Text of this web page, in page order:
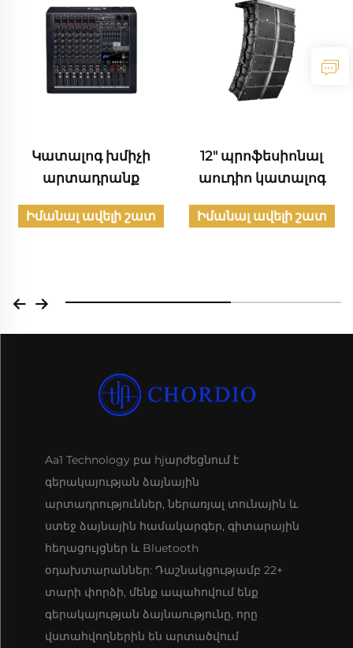
Կատալոգ խմիչի
արտադրանք
Իմանալ ավելի շատ
12" պրոֆեսիոնալ
աուդիո կատալոգ
Իմանալ ավելի շատ
Aa1 Technology բա hjարժեցնում է
գերակայության ձայնային
արտադրություններ, ներառյալ տունային և
ստեջ ձայնային համակարգեր, գիտարային
հեղացույցներ և Bluetooth
օդախտարաններ: Դաշնակցությամբ 22+
տարի փորձի, մենք ապահովում ենք
գերակայության ձայնաությունը, որը
վստահվողներին են արտածվում